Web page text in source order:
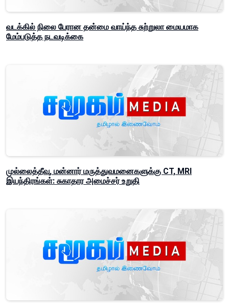
வடக்கில் நிலை பேரான தன்மை வாய்ந்த சுற்றுலா மையமாக
மேம்படுத்த நடவடிக்கை
முல்லைத்தீவு, மன்னார் மருத்துவமனைகளுக்கு CT, MRI
இயந்திரங்கள்: சுகாதார அமைச்சர் உறுதி